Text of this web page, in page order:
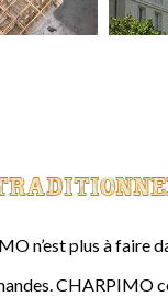
n’est plus à faire
CHARPIMO